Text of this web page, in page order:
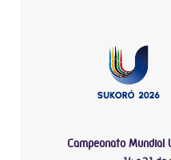
Campeonato Mundial